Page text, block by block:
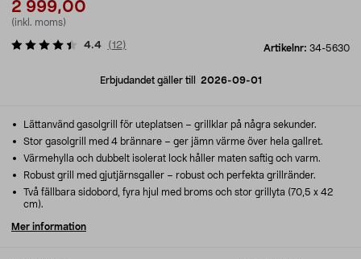
2 999,00
(inkl. moms)
Artikelnr: 34-5630
4.4 (12)
Erbjudandet gäller till 2026-09-01
Lättanvänd gasolgrill för uteplatsen – grillklar på några sekunder.
Stor gasolgrill med 4 brännare – ger jämn värme över hela gallret.
Värmehylla och dubbelt isolerat lock håller maten saftig och varm.
Robust grill med gjutjärnsgaller – robust och perfekta grillränder.
Två fällbara sidobord, fyra hjul med broms och stor grillyta (70,5 x 42
cm).
Mer information